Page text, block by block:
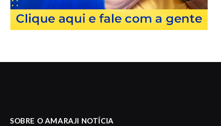
SOBRE O AMARAJI NOTÍCIA